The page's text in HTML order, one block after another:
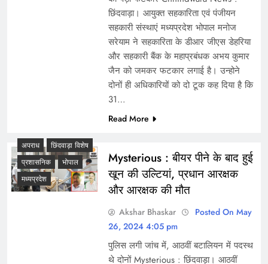
छिंदवाड़ा। आयुक्त सहकारिता एवं पंजीयन
सहकारी संस्थाएं मध्यप्रदेश भोपाल मनोज
सरेयाम ने सहकारिता के डीआर जीएस डेहरिया
और सहकारी बैंक के महाप्रबंधक अभय कुमार
जैन को जमकर फटकार लगाई है। उन्होने
दोनों ही अधिकारियों को दो टूक कह दिया है कि
31…
Read More
अपराध
छिंदवाड़ा विशेष
प्रशासनिक
भोपाल
मध्यप्रदेश
Mysterious : बीयर पीने के बाद हुई
खून की उल्टियां, प्रधान आरक्षक
और आरक्षक की मौत
Akshar Bhaskar
Posted On May
26, 2024 4:05 pm
पुलिस लगी जांच में, आठवीं बटालियन में पदस्थ
थे दोनों Mysterious : छिंदवाड़ा। आठवीं